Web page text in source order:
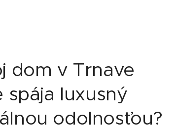
dom v Trnave
luxusný
odolnosťou?